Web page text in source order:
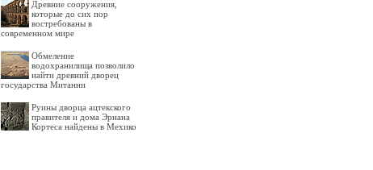
Древние сооружения,
которые до сих пор
востребованы в
современном мире
Обмеление
водохранилища позволило
найти древний дворец
государства Митанни
Руины дворца ацтекского
правителя и дома Эрнана
Кортеса найдены в Мехико